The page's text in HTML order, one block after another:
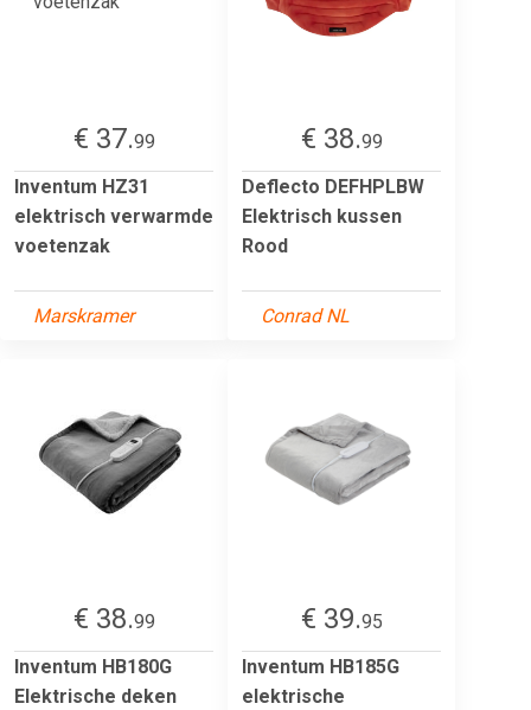
€ 37.99
Inventum HZ31
elektrisch verwarmde
voetenzak
Marskramer
€ 38.99
Deflecto DEFHPLBW
Elektrisch kussen
Rood
Conrad NL
€ 38.99
Inventum HB180G
Elektrische deken
€ 39.95
Inventum HB185G
elektrische